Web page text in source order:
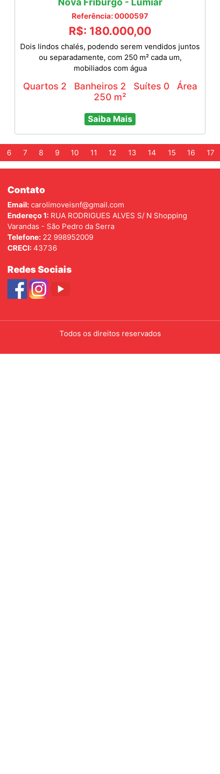
Nova Friburgo - Lumiar
Referência: 0000597
R$: 180.000,00
Dois lindos chalés, podendo serem vendidos juntos
ou separadamente, com 250 m² cada um,
mobiliados com água
Quartos 2 Banheiros 2 Suítes 0 Área
250 m²
Saiba Mais
6 7 8 9 10 11 12 13 14 15 16 17
Contato
Email: carolimoveisnf@gmail.com
Endereço 1: RUA RODRIGUES ALVES S/ N Shopping
Varandas - São Pedro da Serra
Telefone: 22 998952009
CRECI: 43736
Redes Sociais
Todos os direitos reservados